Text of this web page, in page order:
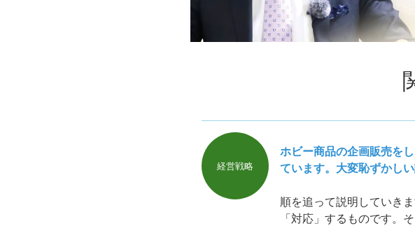
経営戦略
ホビー商品の企画販売を
ています。大変恥ずかし
順を追って説明していき
「対応」するものです。